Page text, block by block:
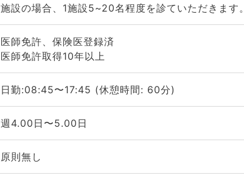
施設の場合、1施設5~20名程度を診ていただきます。
医師免許、保険医登録済
医師免許取得10年以上
日勤:08:45〜17:45 (休憩時間: 60分)
週4.00日〜5.00日
原則無し